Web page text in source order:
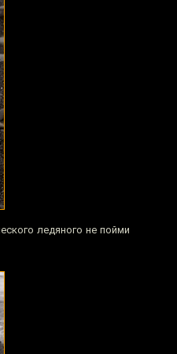
ледяного не пойми